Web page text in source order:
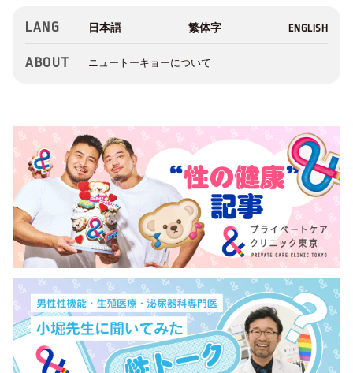
LANG
ABOUT ニュートーキョーについて